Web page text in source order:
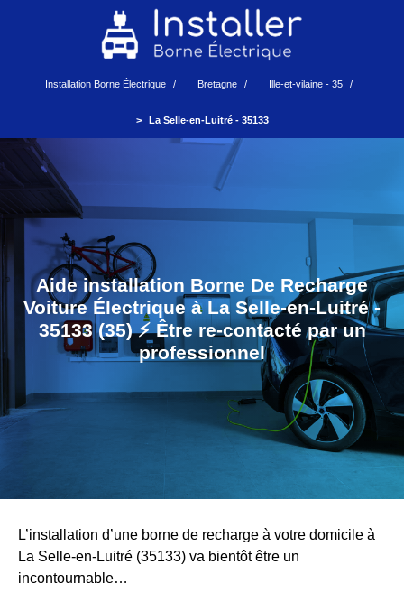
Installation Borne Électrique Bretagne Ille-et-vilaine - 35
La Selle-en-Luitré - 35133
Aide installation Borne De Recharge
Voiture Électrique à La Selle-en-Luitré -
35133 (35) ⚡️ Être re-contacté par un
professionnel
L’installation d’une borne de recharge à votre domicile à
La Selle-en-Luitré (35133) va bientôt être un
incontournable…